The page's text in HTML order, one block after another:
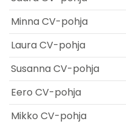
Minna CV-pohja
Laura CV-pohja
Susanna CV-pohja
Eero CV-pohja
Mikko CV-pohja